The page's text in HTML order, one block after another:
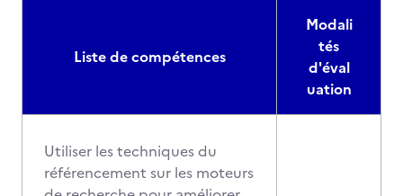
Liste de compétences
Modali
tés
d'éval
uation
Utiliser les techniques du
référencement sur les moteurs